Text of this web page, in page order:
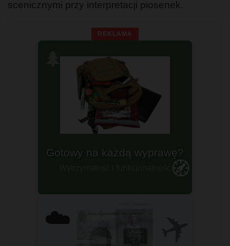
scenicznymi przy interpretacji piosenek.
REKLAMA
🌲
🧭
Plecaki militarne
☁️